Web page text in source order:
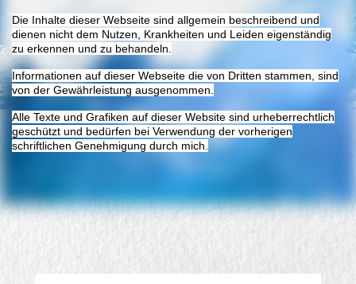
Die Inhalte dieser Webseite sind allgemein beschreibend und
dienen nicht dem Nutzen, Krankheiten und Leiden eigenständig
zu erkennen und zu behandeln.
Informationen auf dieser Webseite die von Dritten stammen, sind
von der Gewährleistung ausgenommen.
Alle Texte und Grafiken auf dieser Website sind urheberrechtlich
geschützt und bedürfen bei Verwendung der vorherigen
schriftlichen Genehmigung durch mich.